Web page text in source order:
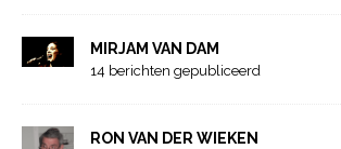
MIRJAM VAN DAM
14 berichten gepubliceerd
RON VAN DER WIEKEN